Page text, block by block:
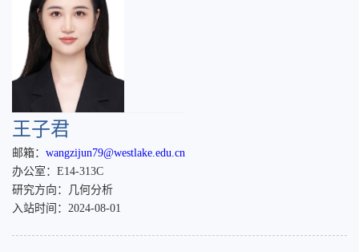
王子君
邮箱： wangzijun79@westlake.edu.cn
办公室：E14-313C
研究方向：几何分析
入站时间：2024-08-01